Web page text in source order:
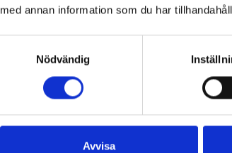
med annan information som du har
Nödvändig
Avvisa